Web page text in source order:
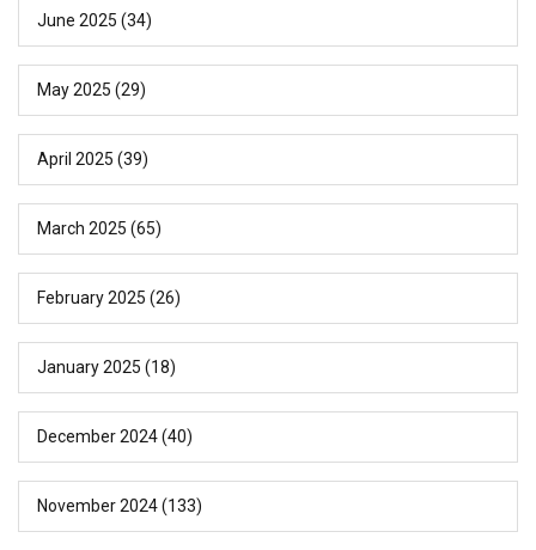
June 2025 (34)
May 2025 (29)
April 2025 (39)
March 2025 (65)
February 2025 (26)
January 2025 (18)
December 2024(40)
November 2024(133)